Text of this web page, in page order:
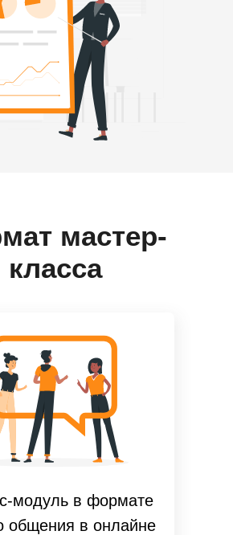
мастер-
класса
модуль в формате
общения в онлайне